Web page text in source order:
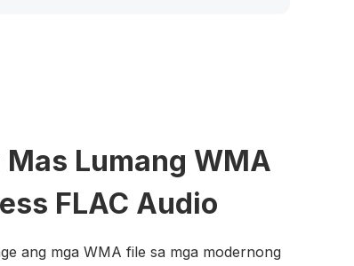
Lumang WMA
FLAC Audio
ang mga WMA file sa mga modernong